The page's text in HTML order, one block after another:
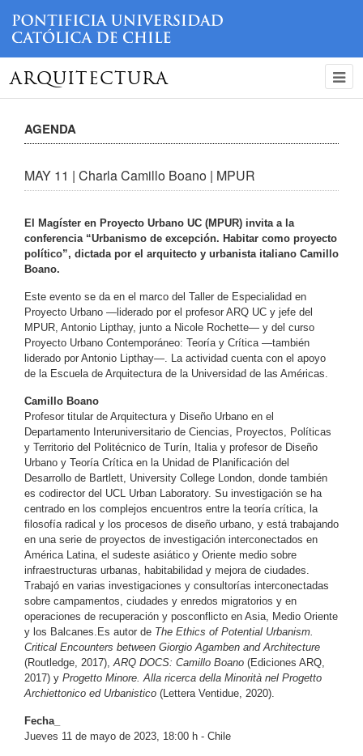
ARQUITECTURA
AGENDA
MAY 11 | Charla Camillo Boano | MPUR
El Magíster en Proyecto Urbano UC (MPUR) invita a la
conferencia “Urbanismo de excepción. Habitar como proyecto
político”, dictada por el arquitecto y urbanista italiano Camillo
Boano.
Este evento se da en el marco del Taller de Especialidad en
Proyecto Urbano —liderado por el profesor ARQ UC y jefe del
MPUR, Antonio Lipthay, junto a Nicole Rochette— y del curso
Proyecto Urbano Contemporáneo: Teoría y Crítica —también
liderado por Antonio Lipthay—. La actividad cuenta con el apoyo
de la Escuela de Arquitectura de la Universidad de las Américas.
Camillo Boano
Profesor titular de Arquitectura y Diseño Urbano en el
Departamento Interuniversitario de Ciencias, Proyectos, Políticas
y Territorio del Politécnico de Turín, Italia y profesor de Diseño
Urbano y Teoría Crítica en la Unidad de Planificación del
Desarrollo de Bartlett, University College London, donde también
es codirector del UCL Urban Laboratory. Su investigación se ha
centrado en los complejos encuentros entre la teoría crítica, la
filosofía radical y los procesos de diseño urbano, y está trabajando
en una serie de proyectos de investigación interconectados en
América Latina, el sudeste asiático y Oriente medio sobre
infraestructuras urbanas, habitabilidad y mejora de ciudades.
Trabajó en varias investigaciones y consultorías interconectadas
sobre campamentos, ciudades y enredos migratorios y en
operaciones de recuperación y posconflicto en Asia, Medio Oriente
y los Balcanes.Es autor de The Ethics of Potential Urbanism.
Critical Encounters between Giorgio Agamben and Architecture
(Routledge, 2017), ARQ DOCS: Camillo Boano (Ediciones ARQ,
2017) y Progetto Minore. Alla ricerca della Minorità nel Progetto
Archiettonico ed Urbanistico (Lettera Ventidue, 2020).
Fecha_
Jueves 11 de mayo de 2023, 18:00 h - Chile